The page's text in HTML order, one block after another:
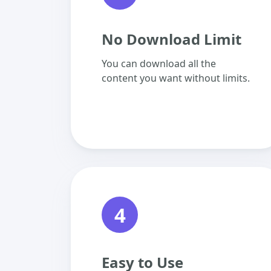
No Download Limit
You can download all the
content you want without limits.
4
Easy to Use